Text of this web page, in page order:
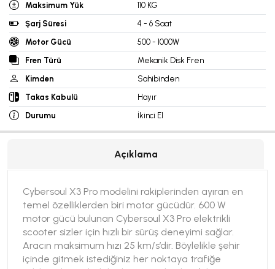
Maksimum Yük
110 KG
Şarj Süresi
4 - 6 Saat
Motor Gücü
500 - 1000W
Fren Türü
Mekanik Disk Fren
Kimden
Sahibinden
Takas Kabulü
Hayır
Durumu
İkinci El
Açıklama
Cybersoul X3 Pro modelini rakiplerinden ayıran en
temel özelliklerden biri motor gücüdür. 600 W
motor gücü bulunan Cybersoul X3 Pro elektrikli
scooter sizler için hızlı bir sürüş deneyimi sağlar.
Aracın maksimum hızı 25 km/s’dir. Böylelikle şehir
içinde gitmek istediğiniz her noktaya trafiğe